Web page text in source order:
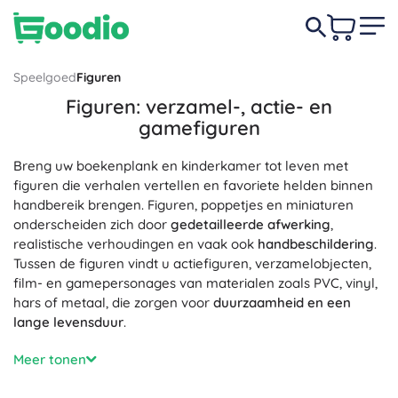
SpeelgoedFiguren
Figuren: verzamel-, actie- en
gamefiguren
Breng uw boekenplank en kinderkamer tot leven met
figuren die verhalen vertellen en favoriete helden binnen
handbereik brengen. Figuren, poppetjes en miniaturen
onderscheiden zich door gedetailleerde afwerking,
realistische verhoudingen en vaak ook handbeschildering.
Tussen de figuren vindt u actiefiguren, verzamelobjecten,
film- en gamepersonages van materialen zoals PVC, vinyl,
hars of metaal, die zorgen voor duurzaamheid en een
lange levensduur.
Kies uit verschillende groottes en schalen (1:6, 1:12, 1:18) –
van kleine zakformaat mini’s tot opvallende beelden voor
Meer tonen